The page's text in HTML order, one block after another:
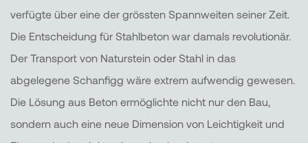
verfügte über eine der grössten Spannweiten seiner Zeit.
Die Entscheidung für Stahlbeton war damals revolutionär.
Der Transport von Naturstein oder Stahl in das
abgelegene Schanfigg wäre extrem aufwendig gewesen.
Die Lösung aus Beton ermöglichte nicht nur den Bau,
sondern auch eine neue Dimension von Leichtigkeit und